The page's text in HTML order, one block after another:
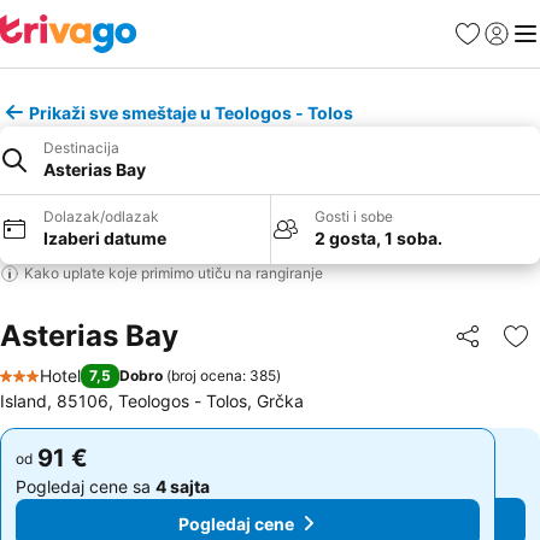
FavoritiPrijavi
Prikaži sve smeštaje u Teologos - Tolos
Destinacija
Asterias Bay
Dolazak/odlazak
Izaberi datume
Gosti i sobe
2 gosta, 1 soba.
Kako uplate koje primimo utiču na rangiranje
Asterias Bay Deli
3 Zvezdice
Hotel 7,5 Dobro (broj ocena: 385)
Island, 85106, Teologos - Tolos, Grčka
od 91 €
Pogledaj cene sa 4 sajta
Pogledaj cene
od 91 €
Pogledaj cene sa 4 sajta
Pogledaj cene